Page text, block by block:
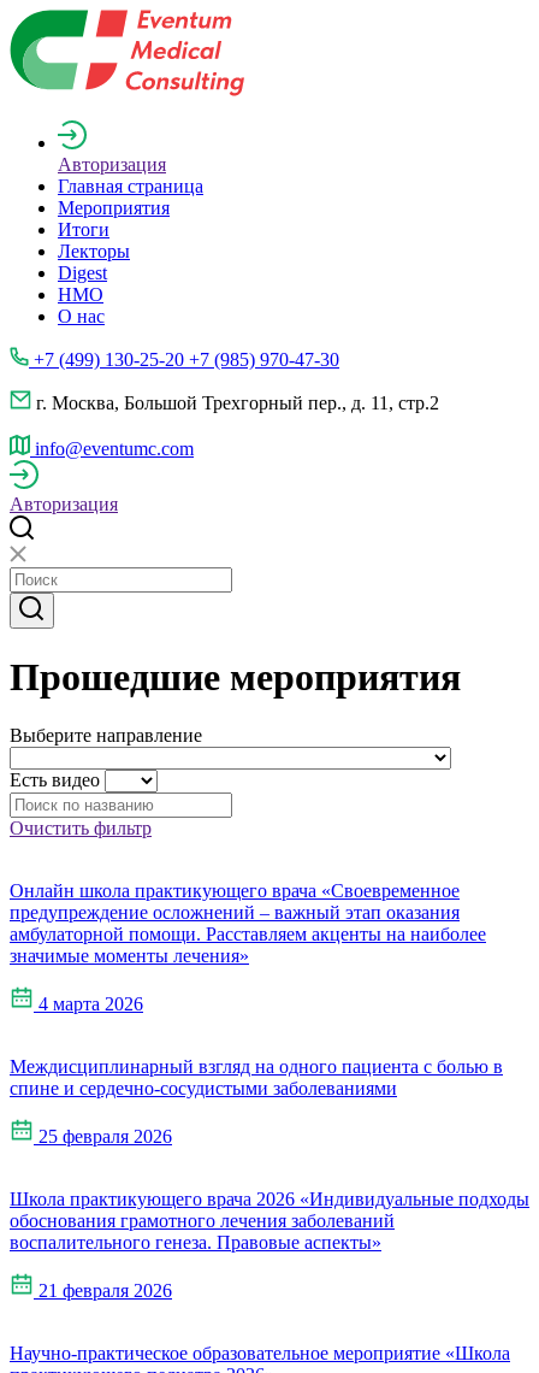
Авторизация
Главная страница
Мероприятия
Итоги
Лекторы
Digest
НМО
О нас
+7 (499) 130-25-20 +7 (985) 970-47-30
г. Москва, Большой Трехгорный пер., д. 11, стр.2
info@eventumc.com
Авторизация
Прошедшие мероприятия
Выберите направление
Есть видео
Очистить фильтр
Онлайн школа практикующего врача «Своевременное
предупреждение осложнений – важный этап оказания
амбулаторной помощи. Расставляем акценты на наиболее
значимые моменты лечения»
4 марта 2026
Междисциплинарный взгляд на одного пациента с болью в
спине и сердечно‑сосудистыми заболеваниями
25 февраля 2026
Школа практикующего врача 2026 «Индивидуальные подходы
обоснования грамотного лечения заболеваний
воспалительного генеза. Правовые аспекты»
21 февраля 2026
Научно-практическое образовательное мероприятие «Школа